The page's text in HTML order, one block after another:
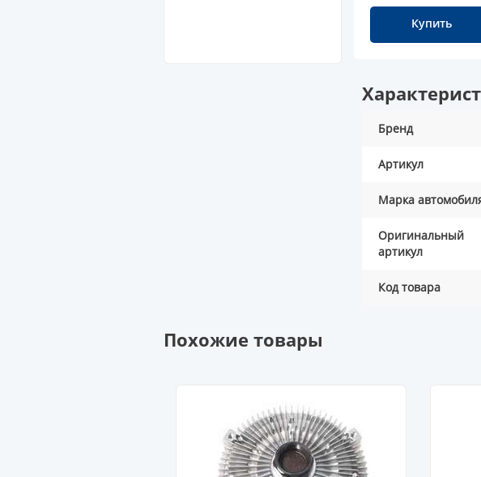
Купить
Бренд
Артикул
Марка
Оригинальный
артикул
Код товара
Похожие товары